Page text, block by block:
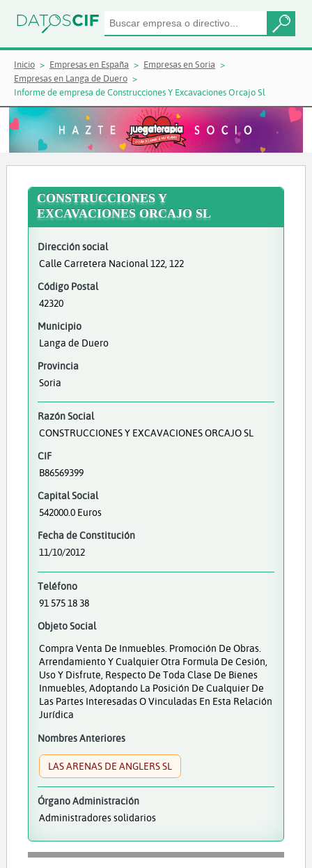
Inicio Empresas en España
Empresas en Soria
Empresas en Langa de Duero
Informe de empresa de Construcciones Y Excavaciones Orcajo Sl
CONSTRUCCIONES Y
EXCAVACIONES ORCAJO SL
Dirección social
Calle Carretera Nacional 122, 122
Código Postal
42320
Municipio
Langa de Duero
Provincia
Soria
Razón Social
CONSTRUCCIONES Y EXCAVACIONES ORCAJO SL
CIF
B86569399
Capital Social
542000.0 Euros
Fecha de Constitución
11/10/2012
Teléfono
91 575 18 38
Objeto Social
Compra Venta De Inmuebles. Promoción De Obras.
Arrendamiento Y Cualquier Otra Formula De Cesión,
Uso Y Disfrute, Respecto De Toda Clase De Bienes
Inmuebles, Adoptando La Posición De Cualquier De
Las Partes Interesadas O Vinculadas En Esta Relación
Jurídica
Nombres Anteriores
LAS ARENAS DE ANGLERS SL
Órgano Administración
Administradores solidarios